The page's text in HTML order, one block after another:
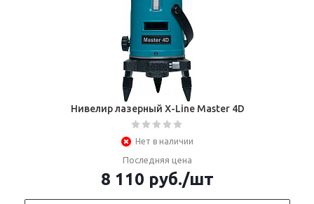
Нивелир лазерный X-Line Master 4D
Нет в наличии
Последняя цена
8 110 руб./шт